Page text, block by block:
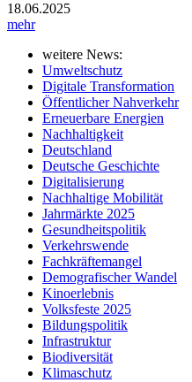
18.06.2025
mehr
weitere News:
Umweltschutz
Digitale Transformation
Öffentlicher Nahverkehr
Erneuerbare Energien
Nachhaltigkeit
Deutschland
Deutsche Geschichte
Digitalisierung
Nachhaltige Mobilität
Jahrmärkte 2025
Gesundheitspolitik
Verkehrswende
Fachkräftemangel
Demografischer Wandel
Kinoerlebnis
Volksfeste 2025
Bildungspolitik
Infrastruktur
Biodiversität
Klimaschutz